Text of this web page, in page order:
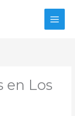
en Los